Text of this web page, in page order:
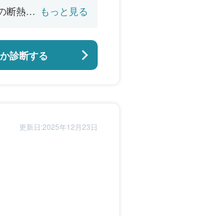
断熱改 もっと見る
診断する
更新日:2025年12月23日